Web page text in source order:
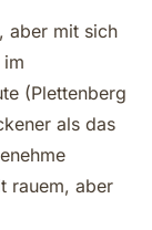
aber mit sich
(Plettenberg
als das
rauem, aber